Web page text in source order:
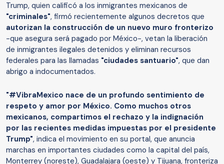
Trump, quien calificó a los inmigrantes mexicanos de
"criminales", firmó recientemente algunos decretos que
autorizan la construcción de un nuevo muro fronterizo
-que asegura será pagado por México-, vetan la liberación
de inmigrantes ilegales detenidos y eliminan recursos
federales para las llamadas "ciudades santuario", que dan
abrigo a indocumentados.
"#VibraMexico nace de un profundo sentimiento de
respeto y amor por México. Como muchos otros
mexicanos, compartimos el rechazo y la indignación
por las recientes medidas impuestas por el presidente
Trump", indica el movimiento en su portal, que anuncia
marchas en importantes ciudades como la capital del país,
Monterrey (noreste), Guadalajara (oeste) y Tijuana, fronteriza